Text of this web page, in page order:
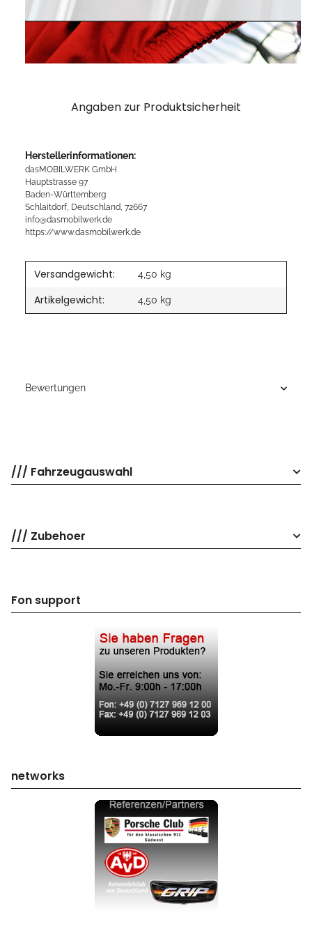
Angaben zur Produktsicherheit
Herstellerinformationen:
dasMOBILWERK GmbH
Hauptstrasse 97
Baden-Württemberg
Schlaitdorf, Deutschland, 72667
info@dasmobilwerk.de
https://www.dasmobilwerk.de
Versandgewicht: 4,50 kg
Artikelgewicht: 4,50 kg
Bewertungen
/// Fahrzeugauswahl
/// Zubehoer
Fon support
networks